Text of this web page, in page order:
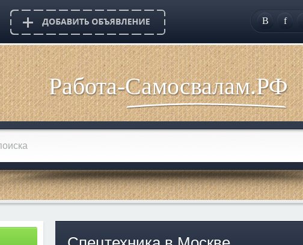
B f
Работа-Самосвалам.РФ